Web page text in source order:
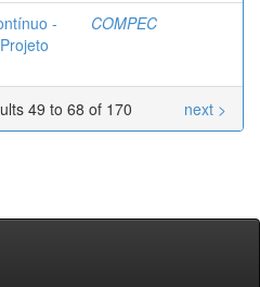
-
COMPEC
49 to 68 of 170 next >